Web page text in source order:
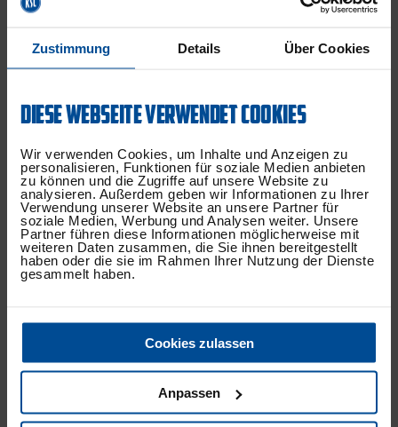
Zustimmung Details Über Cookies
DIESE WEBSEITE VERWENDET COOKIES
Wir verwenden Cookies, um Inhalte und Anzeigen zu
personalisieren, Funktionen für soziale Medien anbieten
zu können und die Zugriffe auf unsere Website zu
analysieren. Außerdem geben wir Informationen zu Ihrer
Verwendung unserer Website an unsere Partner für
soziale Medien, Werbung und Analysen weiter. Unsere
Partner führen diese Informationen möglicherweise mit
weiteren Daten zusammen, die Sie ihnen bereitgestellt
haben oder die sie im Rahmen Ihrer Nutzung der Dienste
gesammelt haben.
Cookies zulassen
Anpassen
ZUM BAUBLOG
Im Rahmen des Stadionneubaus sind
bereits ein neuer Kunstrasenplatz und das